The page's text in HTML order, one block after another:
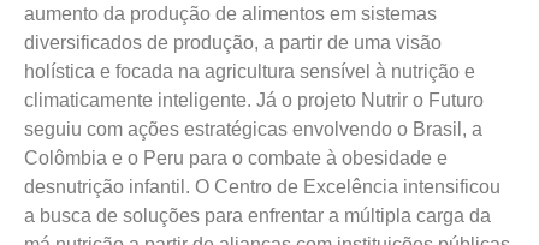
aumento da produção de alimentos em sistemas
diversificados de produção, a partir de uma visão
holística e focada na agricultura sensível à nutrição e
climaticamente inteligente. Já o projeto Nutrir o Futuro
seguiu com ações estratégicas envolvendo o Brasil, a
Colômbia e o Peru para o combate à obesidade e
desnutrição infantil. O Centro de Excelência intensificou
a busca de soluções para enfrentar a múltipla carga da